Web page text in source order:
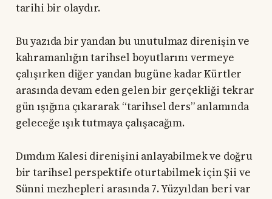
tarihi bir olaydır.
Bu yazıda bir yandan bu unutulmaz direnişin ve
kahramanlığın tarihsel boyutlarını vermeye
çalışırken diğer yandan bugüne kadar Kürtler
arasında devam eden gelen bir gerçekliği tekrar
gün ışığına çıkararak “tarihsel ders” anlamında
geleceğe ışık tutmaya çalışacağım.
Dımdım Kalesi direnişini anlayabilmek ve doğru
bir tarihsel perspektife oturtabilmek için Şii ve
Sünni mezhepleri arasında 7. Yüzyıldan beri var